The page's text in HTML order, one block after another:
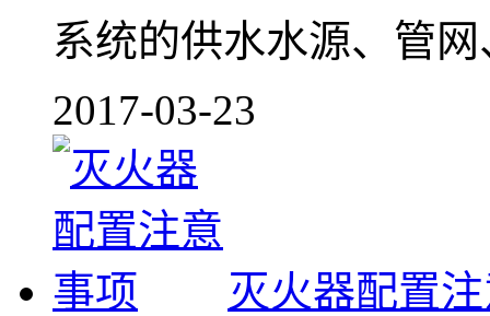
系统的供水水源、管
2017-03-23
灭火器配置